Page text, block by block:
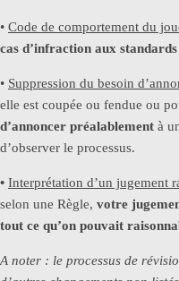
• Code de comportement du
cas d’infraction aux standards
• Suppression du besoin
elle est coupée ou fendue ou
d’annoncer préalablement à
d’observer le processus.
• Interprétation d’un jugement
selon une Règle, votre
tout ce qu’on pouvait
A noter : le processus de